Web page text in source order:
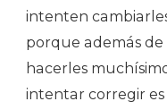
intenten
porque además
hacerles
intentar corregir